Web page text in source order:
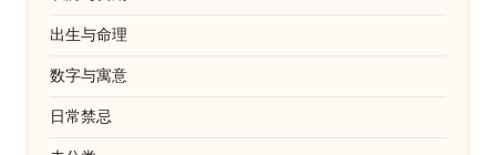
出生与命理
数字与寓意
日常禁忌